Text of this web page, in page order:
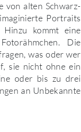
von alten Schwarz-
Portraits
Hinzu kommt eine
Die
was oder wer
sie nicht ohne ein
oder bis zu drei
an Unbekannte